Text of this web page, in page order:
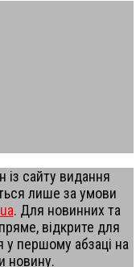
із сайту видання
лише за умови
. Для новинних та
відкрите для
у першому абзаці на
новину.